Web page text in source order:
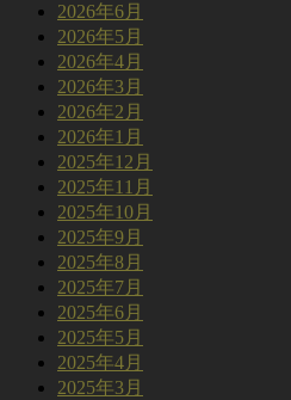
2026年6月
2026年5月
2026年4月
2026年3月
2026年2月
2026年1月
2025年12月
2025年11月
2025年10月
2025年9月
2025年8月
2025年7月
2025年6月
2025年5月
2025年4月
2025年3月